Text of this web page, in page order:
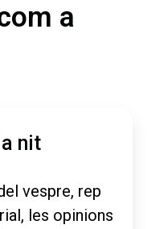
a
nit
vespre, rep
les opinions